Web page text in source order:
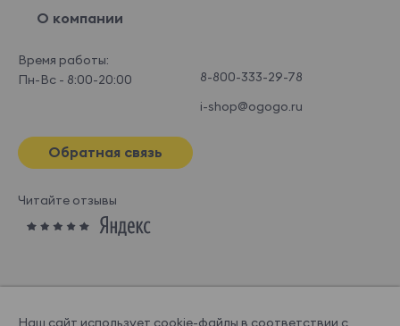
О компании
Время работы:
Пн-Вс - 8:00-20:00
8-800-333-29-78
i-shop@ogogo.ru
Обратная связь
Читайте отзывы
Наш сайт использует cookie-файлы в соответствии с